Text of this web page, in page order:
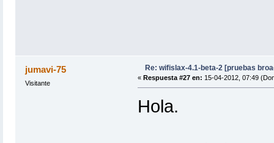
jumavi-75
Visitante
Re: wifislax-4.1-beta-2 [pruebas
« Respuesta #27 en: 15-04-2012, 07:49
Hola.